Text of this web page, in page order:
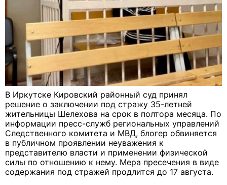
В Иркутске Кировский районный суд принял
решение о заключении под стражу 35-летней
жительницы Шелехова на срок в полтора месяца. По
информации пресс-служб региональных управлений
Следственного комитета и МВД, блогер обвиняется
в публичном проявлении неуважения к
представителю власти и применении физической
силы по отношению к нему. Мера пресечения в виде
содержания под стражей продлится до 17 августа.